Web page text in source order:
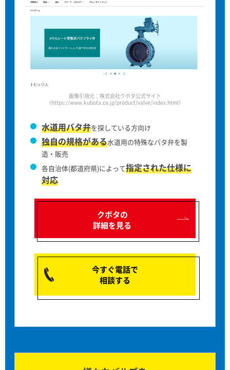
画像引用元：株式会社クボタ公式サイト
（https://www.kubota.co.jp/product/valve/index.html）
水道用バタ弁を探している方向け
独自の規格がある水道用の特殊なバタ弁を製
造・販売
各自治体(都道府県)によって指定された仕様に
対応
クボタの
詳細を見る
今すぐ電話で
相談する